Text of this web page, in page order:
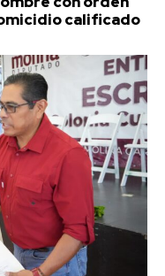
calificado